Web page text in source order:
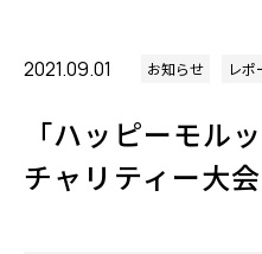
2021.09.01 お知らせ レポ
「ハッピーモル
チャリティー大